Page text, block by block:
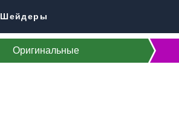
Шейдеры
Оригинальные